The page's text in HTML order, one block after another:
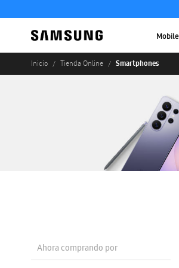
Mobile
Inicio Tienda Online Smartphones
Ahora comprando por